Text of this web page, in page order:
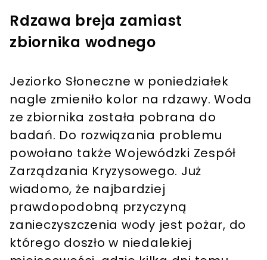
Rdzawa breja zamiast
zbiornika wodnego
Jeziorko Słoneczne w poniedziałek
nagle zmieniło kolor na rdzawy. Woda
ze zbiornika została pobrana do
badań. Do rozwiązania problemu
powołano także Wojewódzki Zespół
Zarządzania Kryzysowego. Już
wiadomo, że najbardziej
prawdopodobną przyczyną
zanieczyszczenia wody jest pożar, do
którego doszło w niedalekiej